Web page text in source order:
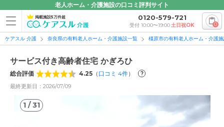
老人ホーム・介護施設の口コミ評判サイト
掲載施設5万件超 0120-579-721
受付 10:00〜19:00土日祝OK 0
ケアスル 介護 奈良県の有料老人ホーム・介護施設一覧 橿原市の有料老人ホーム・介護
サービス付き高齢者住宅 かぎろひ
総合評価 4.25 （ 口コミ 4件） ?
最終更新日：2026/07/09
1 /31
1/31